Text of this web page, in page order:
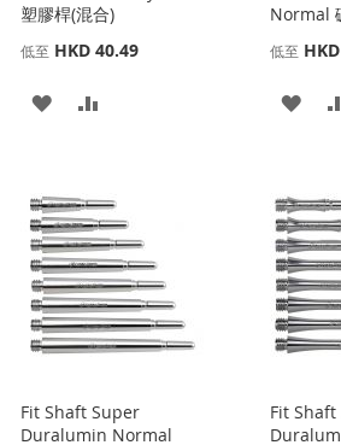
塑膠桿(混合)
低至 HKD 40.49
添
收
藏
夾
比
較
Normal
低至
添
收
藏
夾
Fit Shaft Super
Duralumin Normal
Fit